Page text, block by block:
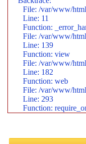
File: /var/www/
Line: 11
Function:
File: /var/www/
Line: 139
Function: view
File: /var/www/
Line: 182
Function: web
File: /var/www/
Line: 293
Function: